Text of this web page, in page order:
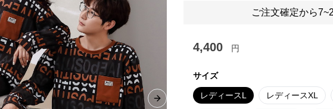
Next slide
ご注文確定から
4,400 円
サイズ
レディースL レディースXL